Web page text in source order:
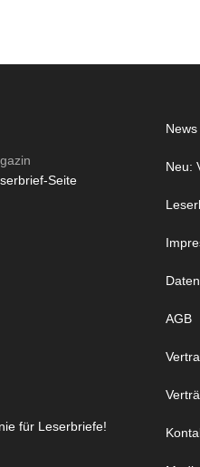
Seite
für Leserbriefe!
Neu:
AGB